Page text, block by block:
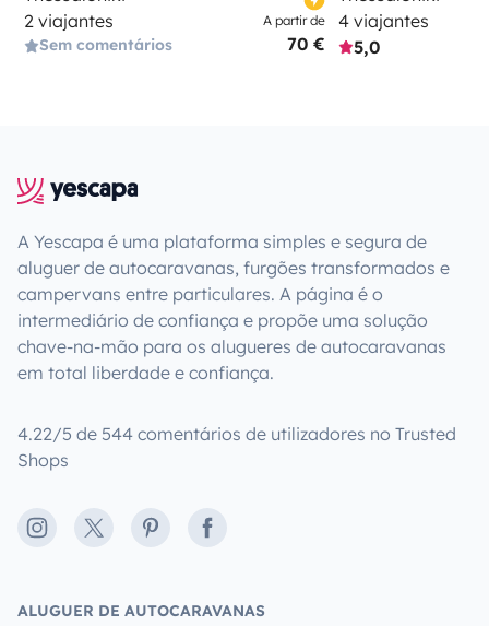
2 viajantes
Sem comentários
A partir de
70 €
4 viajantes
5,0
A Yescapa é uma plataforma simples e segura de
aluguer de autocaravanas, furgões transformados e
campervans entre particulares. A página é o
intermediário de confiança e propõe uma solução
chave-na-mão para os alugueres de autocaravanas
em total liberdade e confiança.
4.22/5 de 544 comentários de utilizadores no Trusted
Shops
Instagram
X PinterestFacebook
ALUGUER DE AUTOCARAVANAS